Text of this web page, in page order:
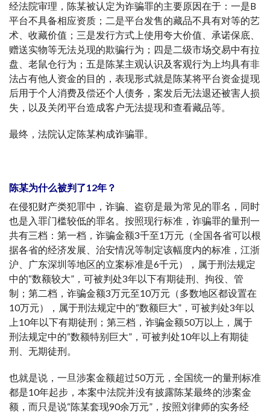
经法院审理，陈某被认定为诈骗罪的主要原因在于：一是B
平台不具备相应资质；二是平台发售的藏品不具有对等的艺
术、收藏价值；三是发行方式上使用夸大价值、承诺保底、
赠送实物等无法兑现的欺骗行为；四是二级市场交易中有拉
盘、老鼠仓行为；五是陈某主观认识及客观行为上均具有非
法占有他人资金的目的，表现形式就是陈某将平台资金提现
后用于个人消费及偿还个人债务，案发后无法退还被害人损
失，以及关闭平台造成客户无法提现和查看藏品等。
最终，法院认定陈某构成诈骗罪。
陈某为什么被判了12年？
在侵犯财产类犯罪中，诈骗、盗窃是最为常见的罪名，同时
也是入罪门槛较低的罪名。按照现行标准，诈骗罪的量刑一
共有三档：第一档，诈骗金额3千至1万元（全国各省可以根
据各省的经济发展、治安情况等制定该幅度内的标准，江浙
沪、广东深圳等地区的立案标准是6千元），属于刑法规定
中的“数额较大”，可被判处3年以下有期徒刑、拘役、管
制；第二档，诈骗金额3万元至10万元（多数地区都设置在
10万元），属于刑法规定中的“数额巨大”，可被判处3年以
上10年以下有期徒刑；第三档，诈骗金额50万以上，属于
刑法规定中的“数额特别巨大”，可被判处10年以上有期徒
刑、无期徒刑。
也就是说，一旦涉案金额超过50万元，全国统一的量刑标准
都是10年起步，本案中法院并没有披露陈某最终的涉案金
额，而只是说“陈某套现90余万元”，按照刘律师的实务经